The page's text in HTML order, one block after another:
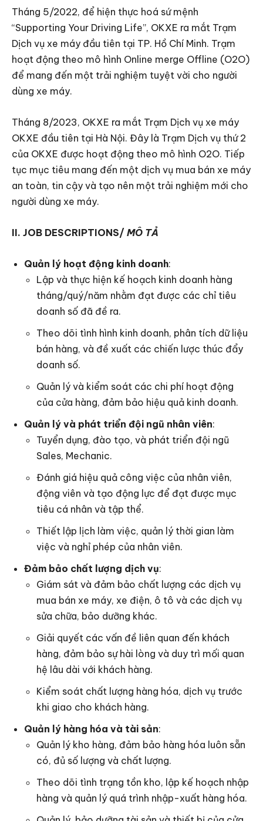
Tháng 5/2022, để hiện thực hoá sứ mệnh
“Supporting Your Driving Life”, OKXE ra mắt Trạm
Dịch vụ xe máy đầu tiên tại TP. Hồ Chí Minh. Trạm
hoạt động theo mô hình Online merge Offline (O2O)
để mang đến một trải nghiệm tuyệt vời cho người
dùng xe máy.
Tháng 8/2023, OKXE ra mắt Trạm Dịch vụ xe máy
OKXE đầu tiên tại Hà Nội. Đây là Trạm Dịch vụ thứ 2
của OKXE được hoạt động theo mô hình O2O. Tiếp
tục mục tiêu mang đến một dịch vụ mua bán xe máy
an toàn, tin cậy và tạo nên một trải nghiệm mới cho
người dùng xe máy.
II. JOB DESCRIPTIONS/ MÔ TẢ
Quản lý hoạt động kinh doanh:
Lập và thực hiện kế hoạch kinh doanh hàng
tháng/quý/năm nhằm đạt được các chỉ tiêu
doanh số đã đề ra.
Theo dõi tình hình kinh doanh, phân tích dữ liệu
bán hàng, và đề xuất các chiến lược thúc đẩy
doanh số.
Quản lý và kiểm soát các chi phí hoạt động
của cửa hàng, đảm bảo hiệu quả kinh doanh.
Quản lý và phát triển đội ngũ nhân viên:
Tuyển dụng, đào tạo, và phát triển đội ngũ
Sales, Mechanic.
Đánh giá hiệu quả công việc của nhân viên,
động viên và tạo động lực để đạt được mục
tiêu cá nhân và tập thể.
Thiết lập lịch làm việc, quản lý thời gian làm
việc và nghỉ phép của nhân viên.
Đảm bảo chất lượng dịch vụ:
Giám sát và đảm bảo chất lượng các dịch vụ
mua bán xe máy, xe điện, ô tô và các dịch vụ
sửa chữa, bảo dưỡng khác.
Giải quyết các vấn đề liên quan đến khách
hàng, đảm bảo sự hài lòng và duy trì mối quan
hệ lâu dài với khách hàng.
Kiểm soát chất lượng hàng hóa, dịch vụ trước
khi giao cho khách hàng.
Quản lý hàng hóa và tài sản:
Quản lý kho hàng, đảm bảo hàng hóa luôn sẵn
có, đủ số lượng và chất lượng.
Theo dõi tình trạng tồn kho, lập kế hoạch nhập
hàng và quản lý quá trình nhập-xuất hàng hóa.